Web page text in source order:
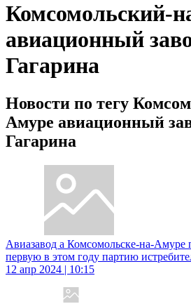
Комсомольский-
авиационный
Гагарина
Новости по тегу
Амуре авиационный
Гагарина
Авиазавод а Комсомольске-на-
первую в этом году партию
12 апр 2024 | 10:15